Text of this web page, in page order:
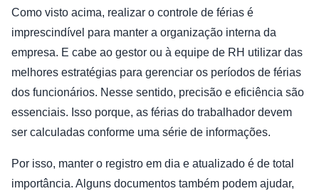
Como visto acima, realizar o controle de férias é
imprescindível para manter a organização interna da
empresa. E cabe ao gestor ou à equipe de RH utilizar das
melhores estratégias para gerenciar os períodos de férias
dos funcionários. Nesse sentido, precisão e eficiência são
essenciais. Isso porque, as férias do trabalhador devem
ser calculadas conforme uma série de informações.
Por isso, manter o registro em dia e atualizado é de total
importância. Alguns documentos também podem ajudar,